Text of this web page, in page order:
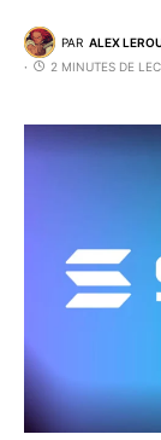
PAR ALEX
2 MINUTES DE